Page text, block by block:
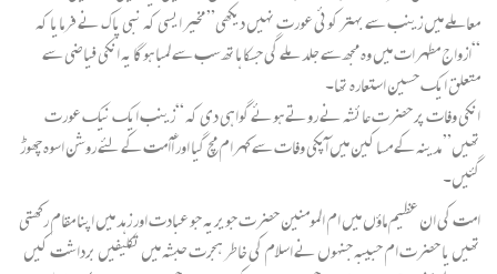
معاملے میں زینب سے بہتر کوئی عورت نہیں دیکھی” مخیر ایسی کہ نبی پاک نے فرمایا کہ
“ازواج مطہرات میں وہ مجھ سے جلد ملے گی جسکا ہاتھ سب سے لمبا ہوگا یہ انکی فیاضی سے
متعلق ایک حسین استعارہ تھا۔
انکی وفات پر حضرت عائشہ نے روتے ہوئے گواہی دی کہ “زینب ایک نیک عورت
تھیں” مدینہ کے مساکین میں آپکی وفات سے کہرام مچ گیا اور آُامت کے لئے روشن اسوہ چھوڑ
گئیں۔
امت کی ان عظیم ماؤں میں ام المومنین حضرت جویریہ جو عبادت اور زہد میں اپنا مقام رکھتی
تھیں یا حضرت ام حبیبہ جنہوں نے اسلام کی خاطر ہجرت حبشہ میں تکلیفیں برداشت کیں